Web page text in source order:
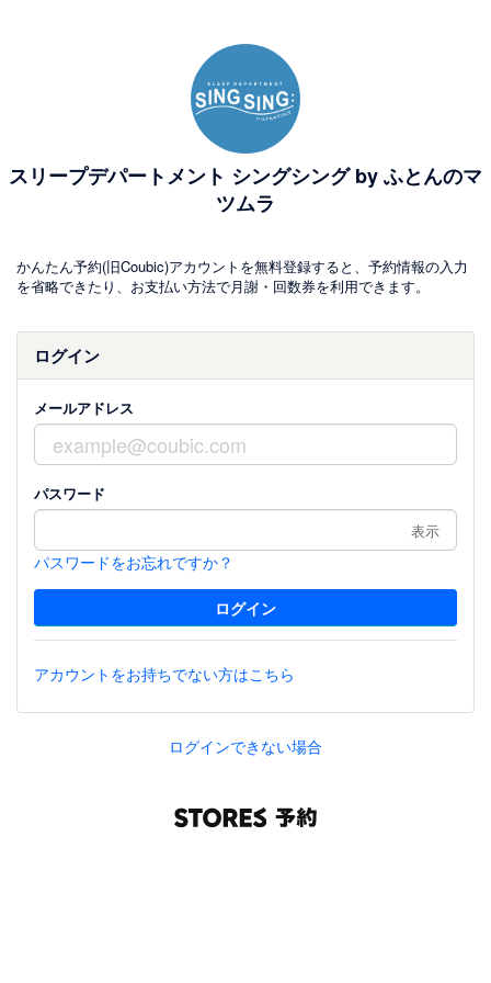
スリープデパートメント シングシング by ふとんのマ
ツムラ
かんたん予約(旧Coubic)アカウントを無料登録すると、予約情報の入力
を省略できたり、お支払い方法で月謝・回数券を利用できます。
ログイン
メールアドレス
パスワード
表示
パスワードをお忘れですか？
アカウントをお持ちでない方はこちら
ログインできない場合